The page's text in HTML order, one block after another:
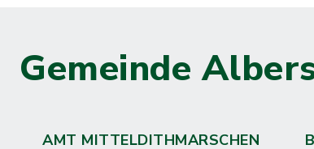
Gemeinde
AMT MITTELDITHMARSCHEN